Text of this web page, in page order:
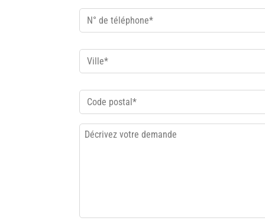
N°
de
téléphone *
Ville *
Code
postal *
Décrivez
votre